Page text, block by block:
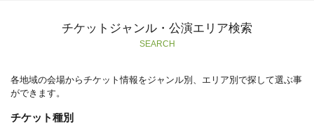
チケットジャンル・公演エリア検索
SEARCH
各地域の会場からチケット情報をジャンル別、エリア別で探して選ぶ事
ができます。
チケット種別